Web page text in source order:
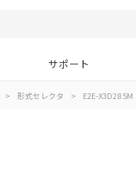
サポート
> 形式セレクタ > E2E-X3D28 5M